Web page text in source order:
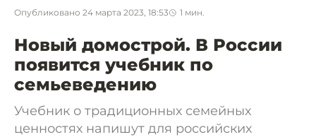
Опубликовано 24 марта 2023, 18:53 1 мин.
Новый домострой. В России
появится учебник по
семьеведению
Учебник о традиционных семейных
ценностях напишут для российских